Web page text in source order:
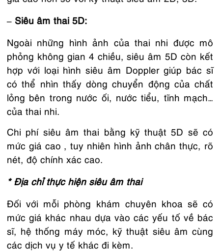
– Siêu âm thai 5D:
Ngoài những hình ảnh của thai nhi được mô
phỏng không gian 4 chiều, siêu âm 5D còn kết
hợp với loại hình siêu âm Doppler giúp bác sĩ
có thể nhìn thấy dòng chuyển động của chất
lỏng bên trong nước ối, nước tiểu, tĩnh mạch…
của thai nhi.
Chi phí siêu âm thai bằng kỹ thuật 5D sẽ có
mức giá cao , tuy nhiên hình ảnh chân thực, rõ
nét, độ chính xác cao.
* Địa chỉ thực hiện siêu âm thai
Đối với mỗi phòng khám chuyên khoa sẽ có
mức giá khác nhau dựa vào các yếu tố về bác
sĩ, hệ thống máy móc, kỹ thuật siêu âm cùng
các dịch vụ y tế khác đi kèm.